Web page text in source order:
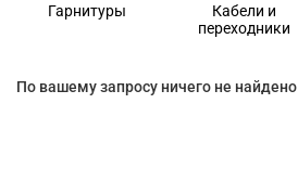
Гарнитуры
Кабели и
переходники
По вашему запросу ничего не найдено